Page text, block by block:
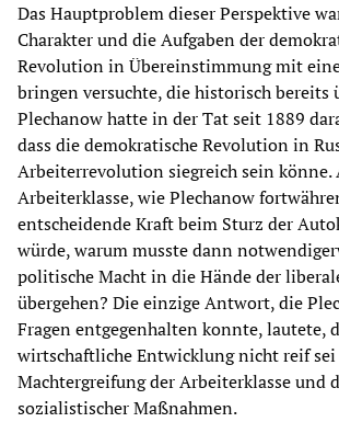
Das Hauptproblem dieser Perspektive
Charakter und die Aufgaben der
Revolution in Übereinstimmung mit
bringen versuchte, die historisch bereits
Plechanow hatte in der Tat seit 1889
dass die demokratische Revolution in
Arbeiterrevolution siegreich sein könne.
Arbeiterklasse, wie Plechanow
entscheidende Kraft beim Sturz der
würde, warum musste dann
politische Macht in die Hände der
übergehen? Die einzige Antwort, die
Fragen entgegenhalten konnte, lautete,
wirtschaftliche Entwicklung nicht reif
Machtergreifung der Arbeiterklasse und
sozialistischer Maßnahmen.